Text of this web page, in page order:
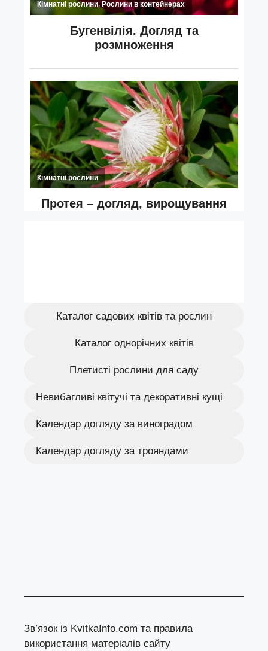
Каталог садових квітів та рослин
Каталог однорічних квітів
Плетисті рослини для саду
Невибагливі квітучі та декоративні кущі
Календар догляду за виноградом
Календар догляду за трояндами
Зв’язок із KvitkaInfo.com та правила
використання матеріалів сайту